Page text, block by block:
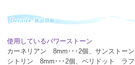
使用しているパワーストーン
カーネリアン 8mm･･･2個、サンストー
シトリン 8mm･･･2個、ペリドット ラ